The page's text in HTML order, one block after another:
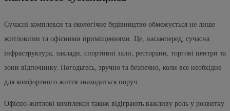
Сучасні комплекси та екологічне будівництво обмежується не лише
житловими та офісними приміщеннями. Це, насамперед, сучасна
інфраструктура, заклади, спортивні зали, ресторани, торгові центри та
зони відпочинку. Погодьтесь, зручно та безпечно, коли все необхідне
для комфортного життя знаходиться поруч.
Офісно-житлові комплекси також відіграють важливу роль у розвитку